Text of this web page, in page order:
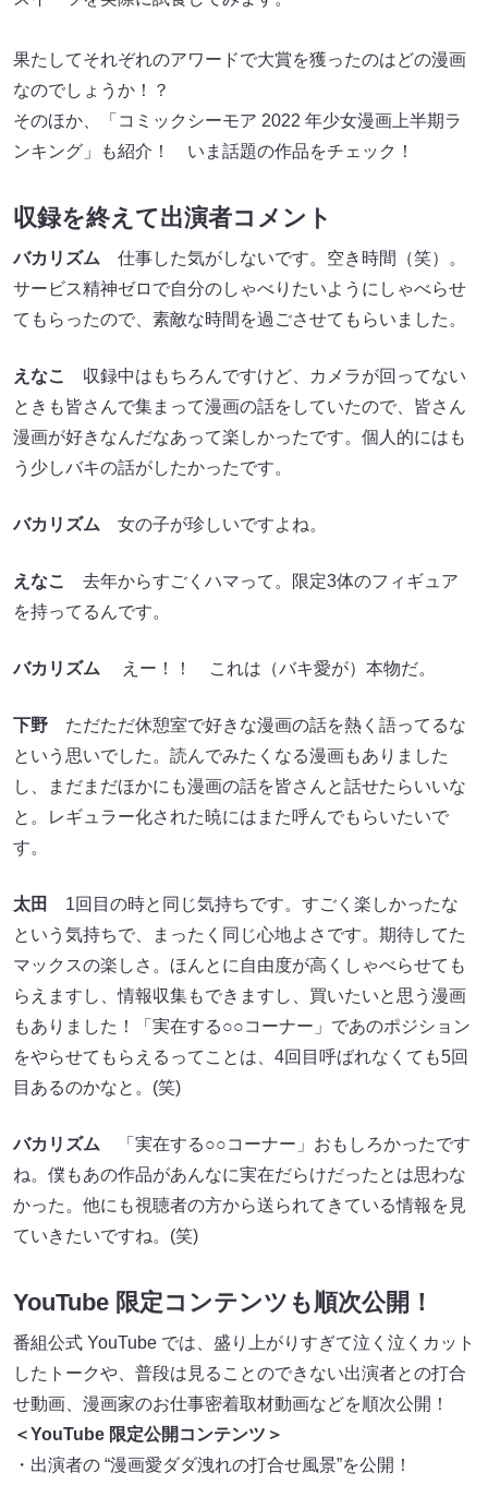
果たしてそれぞれのアワードで大賞を獲ったのはどの漫画
なのでしょうか！？
そのほか、「コミックシーモア 2022 年少女漫画上半期ラ
ンキング」も紹介！ いま話題の作品をチェック！
収録を終えて出演者コメント
バカリズム 仕事した気がしないです。空き時間（笑）。
サービス精神ゼロで自分のしゃべりたいようにしゃべらせ
てもらったので、素敵な時間を過ごさせてもらいました。
えなこ
収録中はもちろんですけど、カメラが回ってない
ときも皆さんで集まって漫画の話をしていたので、皆さん
漫画が好きなんだなあって楽しかったです。個人的にはも
う少しバキの話がしたかったです。
バカリズム 女の子が珍しいですよね。
えなこ
去年からすごくハマって。限定3体のフィギュア
を持ってるんです。
バカリズム えー！！ これは（バキ愛が）本物だ。
下野 ただただ休憩室で好きな漫画の話を熱く語ってるな
という思いでした。読んでみたくなる漫画もありました
し、まだまだほかにも漫画の話を皆さんと話せたらいいな
と。レギュラー化された暁にはまた呼んでもらいたいで
す。
太田
1回目の時と同じ気持ちです。すごく楽しかったな
という気持ちで、まったく同じ心地よさです。期待してた
マックスの楽しさ。ほんとに自由度が高くしゃべらせても
らえますし、情報収集もできますし、買いたいと思う漫画
もありました！「実在する○○コーナー」であのポジション
をやらせてもらえるってことは、4回目呼ばれなくても5回
目あるのかなと。(笑)
バカリズム 「実在する○○コーナー」おもしろかったです
ね。僕もあの作品があんなに実在だらけだったとは思わな
かった。他にも視聴者の方から送られてきている情報を見
ていきたいですね。(笑)
YouTube 限定コンテンツも順次公開！
番組公式 YouTube では、盛り上がりすぎて泣く泣くカット
したトークや、普段は見ることのできない出演者との打合
せ動画、漫画家のお仕事密着取材動画などを順次公開！
＜YouTube 限定公開コンテンツ＞
・出演者の “漫画愛ダダ洩れの打合せ風景”を公開！